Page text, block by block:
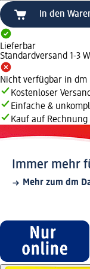
In den
Lieferbar
Standardversand 1-3
Nicht verfügbar in dm
Kostenloser
Einfache &
Kauf auf Rechnung
Immer mehr
Mehr zum dm